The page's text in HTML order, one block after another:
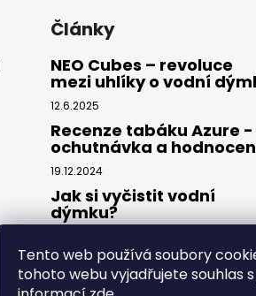
Tento web používá soubory
tohoto webu vyjadřujete souhlas
Články
NEO Cubes – revoluce
mezi uhlíky o vodní
12.6.2025
Recenze tabáku Azure -
ochutnávka a
19.12.2024
Jak si vyčistit vodní
dýmku?